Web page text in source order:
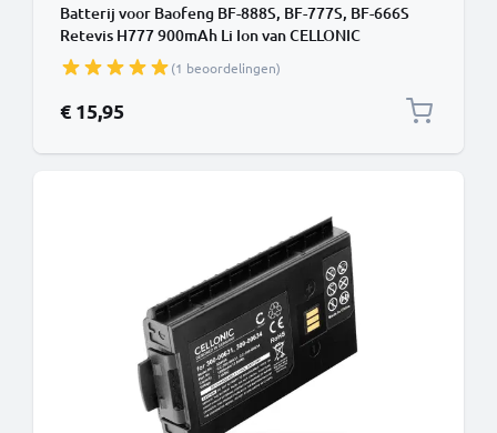
Batterij voor Baofeng BF-888S, BF-777S, BF-666S
Retevis H777 900mAh Li Ion van CELLONIC
(1 beoordelingen)
€ 15,95